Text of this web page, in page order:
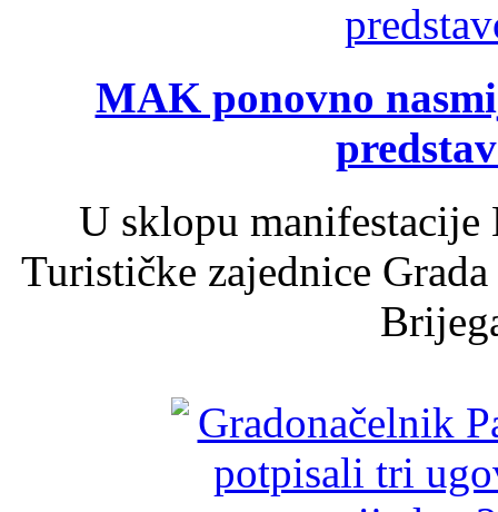
MAK ponovno
U sklopu
Turističke zajednice